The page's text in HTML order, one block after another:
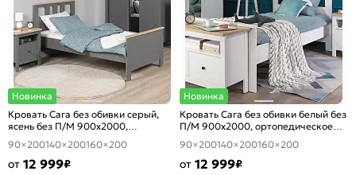
Новинка
Кровать Сага без обивки серый,
ясень без П/М 900x2000,
ортопедическое основание,
изголовье жесткое
90×200140×200160×200
от 12 999₽
Новинка
Кровать Сага без обивки белый без
П/М 900x2000, ортопедическое
основание, изголовье жесткое
90×200140×200160×200
от 12 999₽